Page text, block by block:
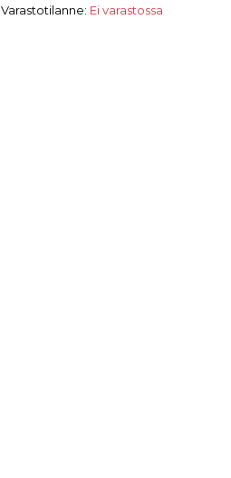
Varastotilanne: Ei varastossa